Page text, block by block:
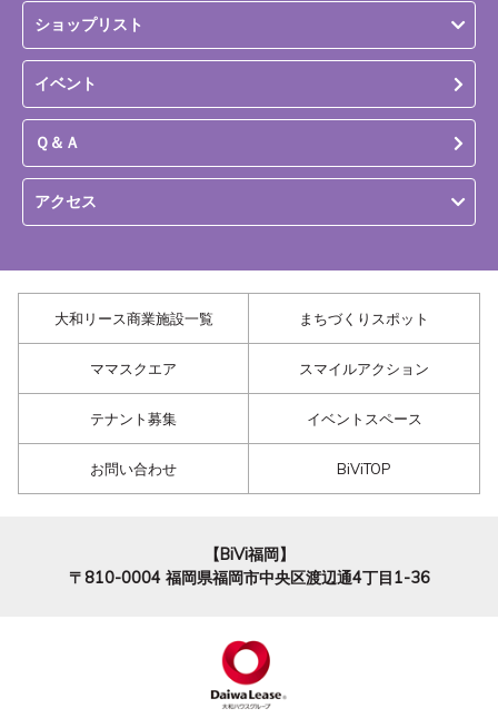
ショップリスト
イベント
Ｑ＆Ａ
アクセス
大和リース商業施設一覧 まちづくりスポット
ママスクエア スマイルアクション
テナント募集 イベントスペース
お問い合わせ BiViTOP
【BiVi福岡】
〒810-0004 福岡県福岡市中央区渡辺通4丁目1-36